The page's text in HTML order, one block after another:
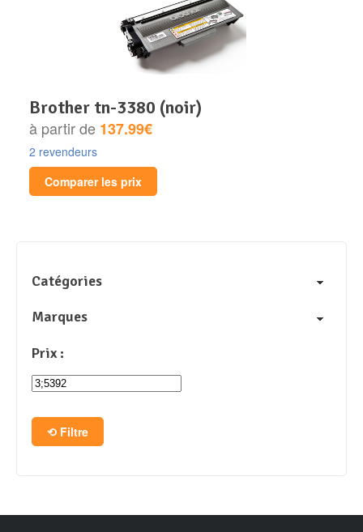
brother tn-3380 (noir)
à partir de 137.99€
2 revendeurs
Comparer les prix
Catégories
Marques
Prix :
Filtre